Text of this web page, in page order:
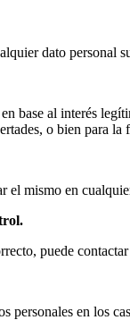
dato personal
base al interés
o bien para
el mismo en
puede
personales en los